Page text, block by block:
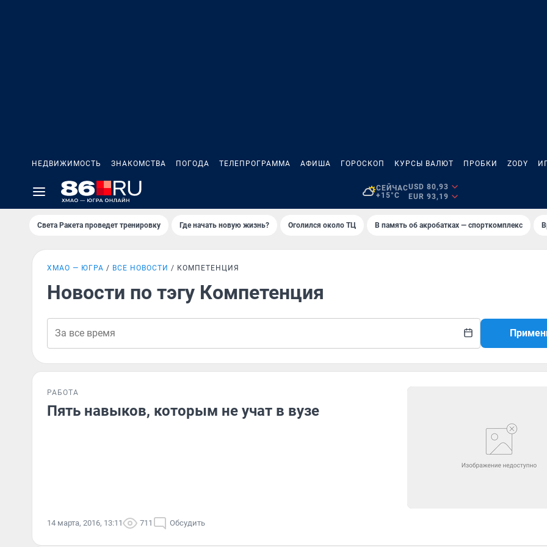
НЕДВИЖИМОСТЬ ЗНАКОМСТВА ПОГОДА ТЕЛЕПРОГРАММА АФИША ГОРОСКОП КУРСЫ ВАЛЮТ ПРОБКИ ZODY
СЕЙЧАС
+15°C
USD 80,93
EUR 93,19
Света Ракета проведет тренировку Где начать новую жизнь? Оголился около ТЦ В память об акробатках — спорткомплекс
ХМАО — ЮГРА ВСЕ НОВОСТИ КОМПЕТЕНЦИЯ
Новости по тэгу Компетенция
РАБОТА
Пять навыков, которым не учат в вузе
14 марта, 2016, 13:11 711 Обсудить